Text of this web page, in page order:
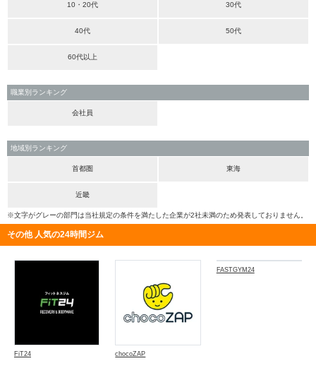
10・20代 30代
40代 50代
60代以上
職業別ランキング
会社員
地域別ランキング
首都圏 東海
近畿
※文字がグレーの部門は当社規定の条件を満たした企業が2社未満のため発表しておりません。
その他 人気の24時間ジム
FiT24 chocoZAP
FASTGYM24